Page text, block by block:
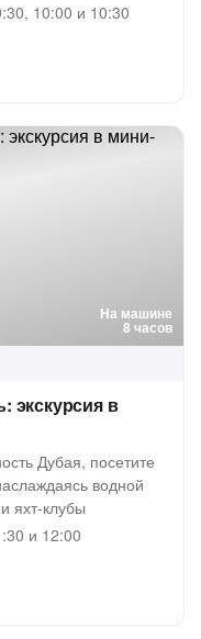
10:00 и 10:30
На машине
8 часов
экскурсия в
Дубая, посетите
водной
яхт-клубы
и 12:00